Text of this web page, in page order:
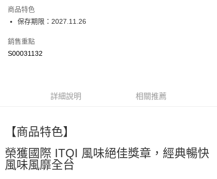
街口支付
全盈+PAY
ATM付款
國家/地區配送0330
商品特色
保存期限：2027.11.26
銷售重點
S00031132
詳細說明 相關推薦
【商品特色】
榮獲國際 ITQI 風味絕佳獎章，經典暢快
風味風靡全台